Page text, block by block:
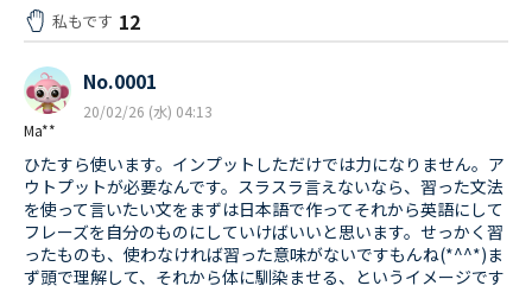
私もです 12
Ma**
No.0001
20/02/26 (水) 04:13
ひたすら使います。インプットしただけでは力になりません。ア
ウトプットが必要なんです。スラスラ言えないなら、習った文法
を使って言いたい文をまずは日本語で作ってそれから英語にして
フレーズを自分のものにしていけばいいと思います。せっかく習
ったものも、使わなければ習った意味がないですもんね(*^^*)ま
ず頭で理解して、それから体に馴染ませる、というイメージです